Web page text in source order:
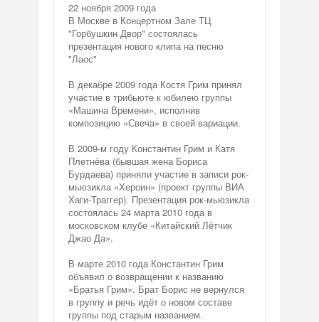
22 ноября 2009 года
В Москве в Концертном Зале ТЦ
"Горбушкин Двор" состоялась
презентация нового клипа на песню
"Лаос"
В декабре 2009 года Костя Грим принял
участие в трибьюте к юбилею группы
«Машина Времени», исполнив
композицию «Свеча» в своей вариации.
В 2009-м году Константин Грим и Катя
Плетнёва (бывшая жена Бориса
Бурдаева) приняли участие в записи рок-
мьюзикла «Хероин» (проект группы ВИА
Хаги-Траггер). Презентация рок-мьюзикла
состоялась 24 марта 2010 года в
московском клубе «Китайский Лётчик
Джао Да».
В марте 2010 года Константин Грим
объявил о возвращении к названию
«Братья Грим». Брат Борис не вернулся
в группу и речь идёт о новом составе
группы под старым названием.